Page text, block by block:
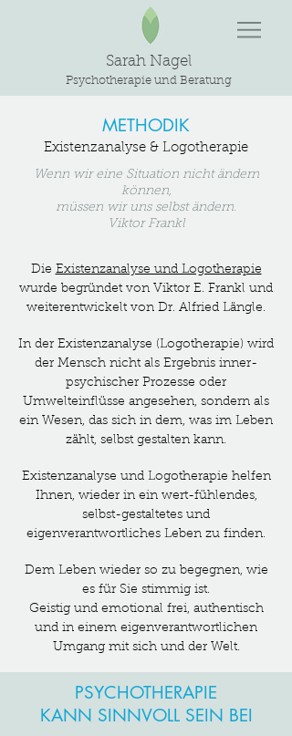
Sarah Nagel
Psychotherapie und Beratung
METHODIK
Existenzanalyse & Logotherapie
Wenn wir eine Situation nicht ändern
können,
müssen wir uns selbst ändern.
Viktor Frankl
Die Existenzanalyse und Logotherapie
wurde begründet von Viktor E. Frankl und
weiterentwickelt von Dr. Alfried Längle.
In der Existenzanalyse (Logotherapie) wird
der Mensch nicht als Ergebnis inner-
psychischer Prozesse oder
Umwelteinflüsse angesehen, sondern als
ein Wesen, das sich in dem, was im Leben
zählt, selbst gestalten kann.
Existenzanalyse und Logotherapie helfen
Ihnen, wieder in ein wert-fühlendes,
selbst-gestaltetes und
eigenverantwortliches Leben zu finden.
Dem Leben wieder so zu begegnen, wie
es für Sie stimmig ist.
Geistig und emotional frei, authentisch
und in einem eigenverantwortlichen
Umgang mit sich und der Welt.
PSYCHOTHERAPIE
KANN ​SINNVOLL SEIN BEI